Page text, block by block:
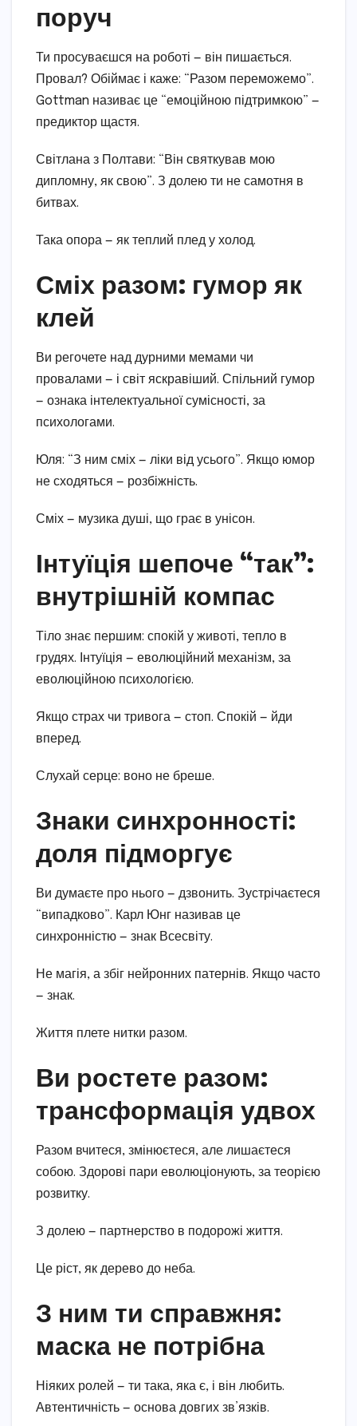
поруч
Ти просуваєшся на роботі — він пишається.
Провал? Обіймає і каже: “Разом переможемо”.
Gottman називає це “емоційною підтримкою” —
предиктор щастя.
Світлана з Полтави: “Він святкував мою
дипломну, як свою”. З долею ти не самотня в
битвах.
Така опора — як теплий плед у холод.
Сміх разом: гумор як
клей
Ви регочете над дурними мемами чи
провалами — і світ яскравіший. Спільний гумор
— ознака інтелектуальної сумісності, за
психологами.
Юля: “З ним сміх — ліки від усього”. Якщо юмор
не сходяться — розбіжність.
Сміх — музика душі, що грає в унісон.
Інтуїція шепоче “так”:
внутрішній компас
Тіло знає першим: спокій у животі, тепло в
грудях. Інтуїція — еволюційний механізм, за
еволюційною психологією.
Якщо страх чи тривога — стоп. Спокій — йди
вперед.
Слухай серце: воно не бреше.
Знаки синхронності:
доля підморгує
Ви думаєте про нього — дзвонить. Зустрічаєтеся
“випадково”. Карл Юнг називав це
синхронністю — знак Всесвіту.
Не магія, а збіг нейронних патернів. Якщо часто
— знак.
Життя плете нитки разом.
Ви ростете разом:
трансформація удвох
Разом вчитеся, змінюєтеся, але лишаєтеся
собою. Здорові пари еволюціонують, за теорією
розвитку.
З долею — партнерство в подорожі життя.
Це ріст, як дерево до неба.
З ним ти справжня:
маска не потрібна
Ніяких ролей — ти така, яка є, і він любить.
Автентичність — основа довгих зв’язків.